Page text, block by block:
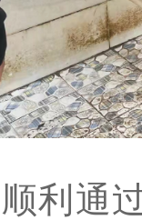
利通